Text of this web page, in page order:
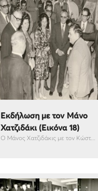
Εκδήλωση με τον Μάνο
Χατζιδάκι (Εικόνα 18)
Ο Μάνος Χατζιδάκις με τον Κώστ...